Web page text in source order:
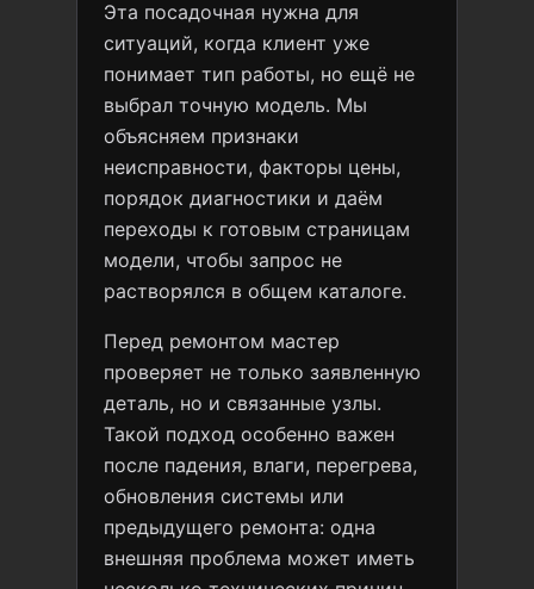
Эта посадочная нужна для
ситуаций, когда клиент уже
понимает тип работы, но ещё не
выбрал точную модель. Мы
объясняем признаки
неисправности, факторы цены,
порядок диагностики и даём
переходы к готовым страницам
модели, чтобы запрос не
растворялся в общем каталоге.
Перед ремонтом мастер
проверяет не только заявленную
деталь, но и связанные узлы.
Такой подход особенно важен
после падения, влаги, перегрева,
обновления системы или
предыдущего ремонта: одна
внешняя проблема может иметь